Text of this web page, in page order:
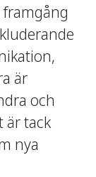
framgång
är
och
är tack
nya